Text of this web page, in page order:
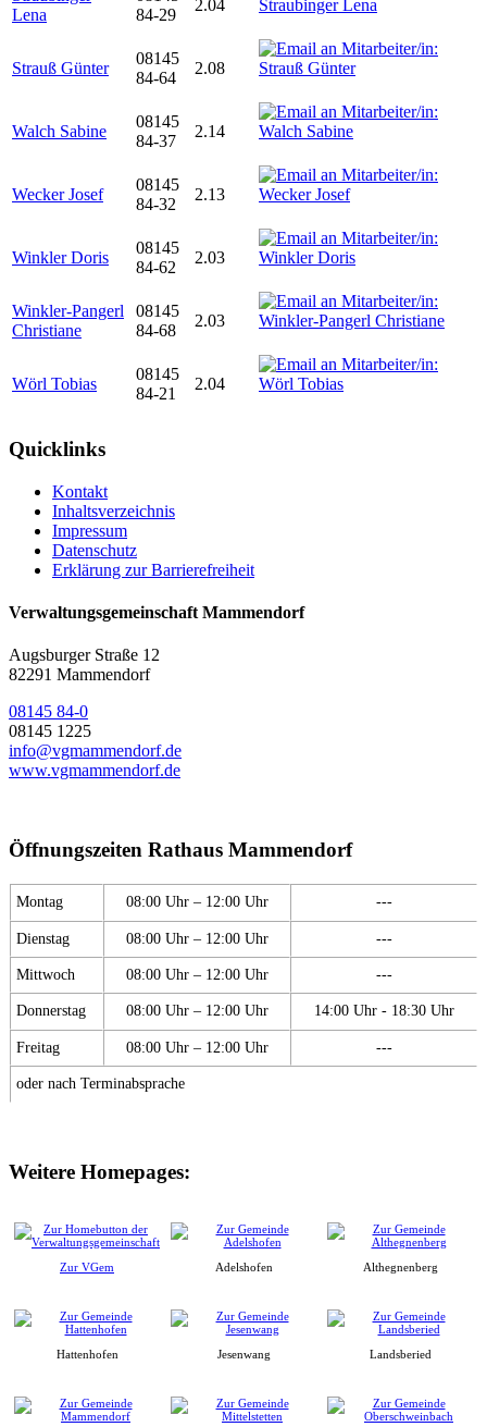
Lena
84-29
2.04
Strauß Günter
08145
84-64
2.08
Walch Sabine
08145
84-37
2.14
Wecker Josef
08145
84-32
2.13
Winkler Doris
08145
84-62
2.03
Winkler-Pangerl
Christiane
08145
84-68
2.03
Wörl Tobias
08145
84-21
2.04
Quicklinks
Kontakt
Inhaltsverzeichnis
Impressum
Datenschutz
Erklärung zur Barrierefreiheit
Verwaltungsgemeinschaft Mammendorf
Augsburger Straße 12
82291 Mammendorf
08145 84-0
08145 1225
info@vgmammendorf.de
www.vgmammendorf.de
Öffnungszeiten Rathaus Mammendorf
Montag 08:00 Uhr – 12:00 Uhr ---
Dienstag 08:00 Uhr – 12:00 Uhr ---
Mittwoch 08:00 Uhr – 12:00 Uhr ---
Donnerstag 08:00 Uhr – 12:00 Uhr 14:00 Uhr - 18:30 Uhr
Freitag 08:00 Uhr – 12:00 Uhr ---
oder nach Terminabsprache
Weitere Homepages:
Zur VGem Adelshofen Althegnenberg
Hattenhofen Jesenwang Landsberied